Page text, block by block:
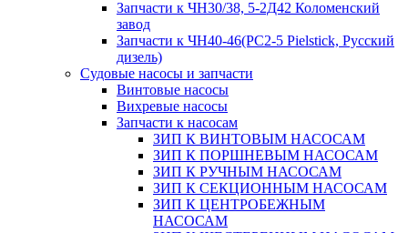
Запчасти к ЧН30/38, 5-2Д42 Коломенский
завод
Запчасти к ЧН40-46(PC2-5 Pielstick, Русский
дизель)
Судовые насосы и запчасти
Винтовые насосы
Вихревые насосы
Запчасти к насосам
ЗИП К ВИНТОВЫМ НАСОСАМ
ЗИП К ПОРШНЕВЫМ НАСОСАМ
ЗИП К РУЧНЫМ НАСОСАМ
ЗИП К СЕКЦИОННЫМ НАСОСАМ
ЗИП К ЦЕНТРОБЕЖНЫМ
НАСОСАМ